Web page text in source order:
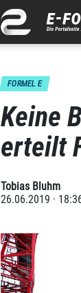
FORMEL E
Keine
erteilt
Tobias Bluhm
26.06.2019 ·